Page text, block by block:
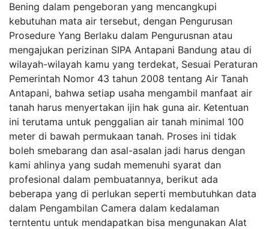
Bening dalam pengeboran yang mencangkupi
kebutuhan mata air tersebut, dengan Pengurusan
Prosedure Yang Berlaku dalam Pengurusnan atau
mengajukan perizinan SIPA Antapani Bandung atau di
wilayah-wilayah kamu yang terdekat, Sesuai Peraturan
Pemerintah Nomor 43 tahun 2008 tentang Air Tanah
Antapani, bahwa setiap usaha mengambil manfaat air
tanah harus menyertakan ijin hak guna air. Ketentuan
ini terutama untuk penggalian air tanah minimal 100
meter di bawah permukaan tanah. Proses ini tidak
boleh smebarang dan asal-asalan jadi harus dengan
kami ahlinya yang sudah memenuhi syarat dan
profesional dalam pembuatannya, berikut ada
beberapa yang di perlukan seperti membutuhkan data
dalam Pengambilan Camera dalam kedalaman
terntentu untuk mendapatkan bisa mengunakan Alat